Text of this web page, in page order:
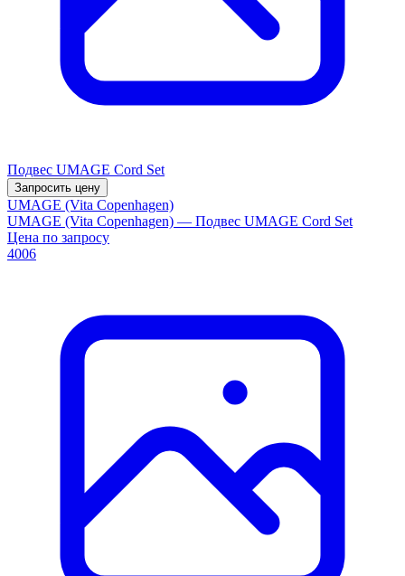
Подвес UMAGE Cord Set
Запросить цену
UMAGE (Vita Copenhagen)
UMAGE (Vita Copenhagen) — Подвес UMAGE Cord Set
Цена по запросу
4006